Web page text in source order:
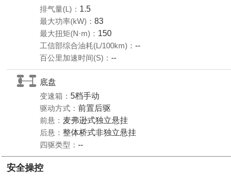
排气量(L)： 1.5
最大功率(kW)： 83
最大扭矩(N·m)： 150
工信部综合油耗(L/100km)： --
百公里加速时间(S)： --
底盘
变速箱： 5档手动
驱动方式： 前置后驱
前悬： 麦弗逊式独立悬挂
后悬： 整体桥式非独立悬挂
四驱类型： --
安全操控